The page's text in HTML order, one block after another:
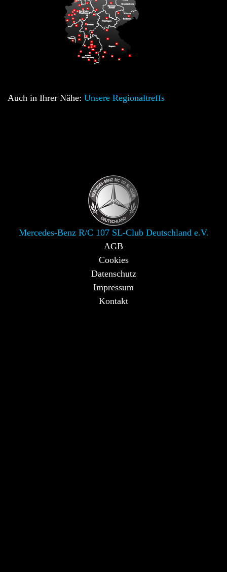
Auch in Ihrer Nähe: Unsere Regionaltreffs
Mercedes-Benz R/C 107 SL-Club Deutschland e.V.
AGB
Cookies
Datenschutz
Impressum
Kontakt